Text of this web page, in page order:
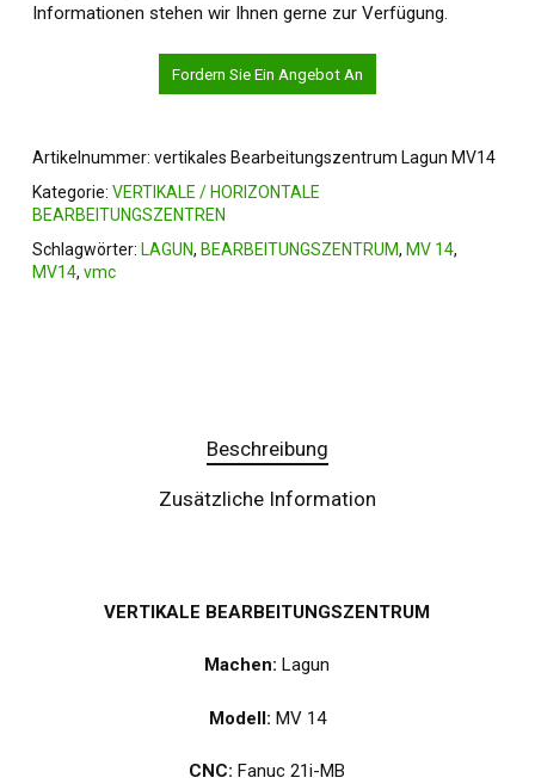
Informationen stehen wir Ihnen gerne zur Verfügung.
Fordern Sie Ein Angebot An
Artikelnummer: vertikales Bearbeitungszentrum Lagun MV14
Kategorie: VERTIKALE / HORIZONTALE
BEARBEITUNGSZENTREN
Schlagwörter: LAGUN, BEARBEITUNGSZENTRUM, MV 14,
MV14, vmc
Beschreibung
Zusätzliche Information
VERTIKALE BEARBEITUNGSZENTRUM
Machen: Lagun
Modell: MV 14
CNC: Fanuc 21i-MB